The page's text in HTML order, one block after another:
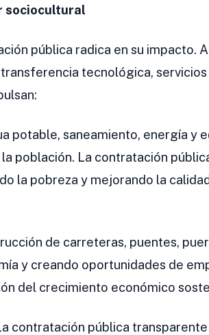
sociocultural
pública radica en su impacto.
tecnológica,
potable, saneamiento, energía y
población. La contratación
la pobreza y mejorando la
de carreteras, puentes,
y creando oportunidades de
del crecimiento económico
contratación pública